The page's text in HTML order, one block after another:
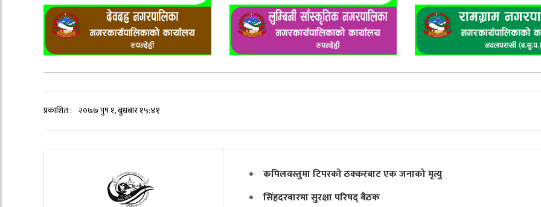
प्रकाशित : २०७७ पुष १, बुधबार १५:४१
कपिलवस्तुमा टिपरको ठक्करबाट एक जनाको मृत्यु
सिंहदरबारमा सुरक्षा परिषद् बैठक